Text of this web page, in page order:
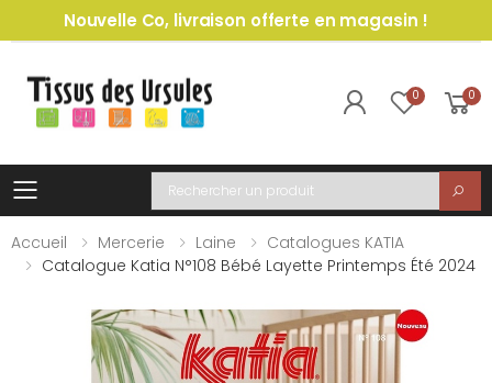
Nouvelle Co, livraison offerte en magasin !
0 0
Toggle mobile menu
Recherche
Accueil
Mercerie Laine
Catalogues KATIA
Catalogue Katia N°108 Bébé Layette Printemps Été 2024